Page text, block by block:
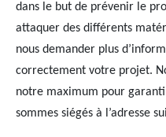
dans le but de prévenir le
attaquer des différents
nous demander plus
correctement votre projet.
notre maximum pour
sommes siégés à l’adresse